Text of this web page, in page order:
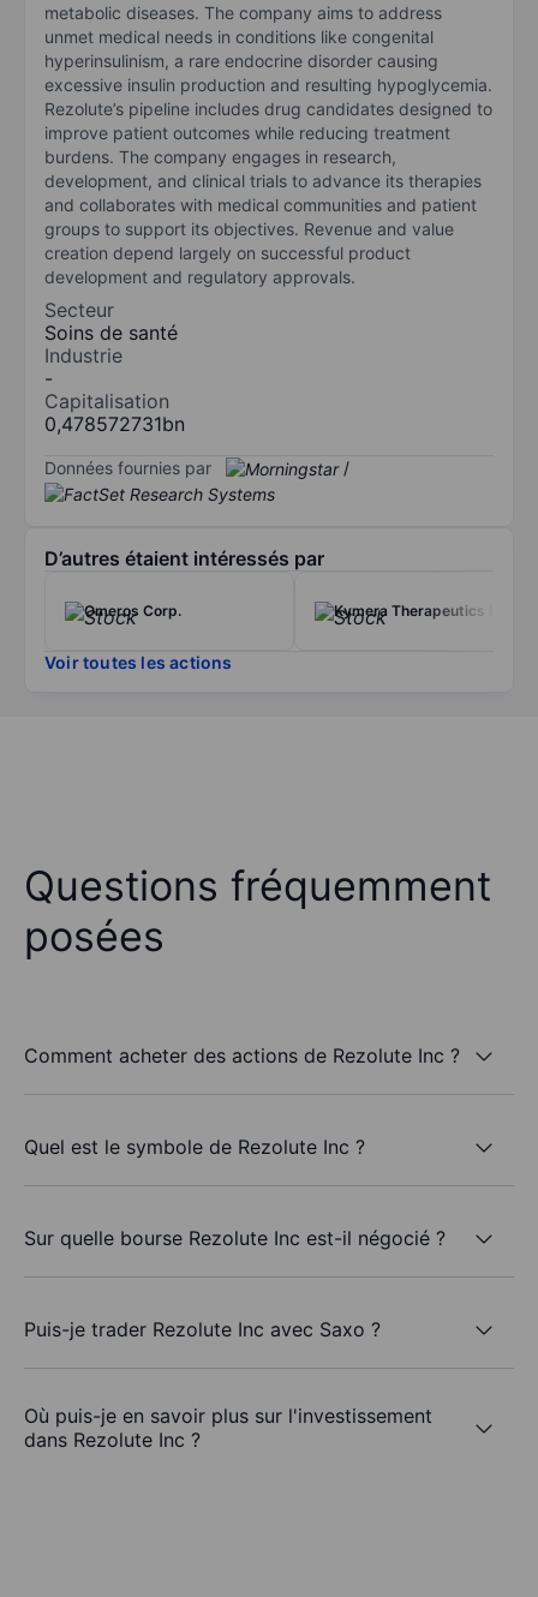
metabolic diseases. The company aims to address
unmet medical needs in conditions like congenital
hyperinsulinism, a rare endocrine disorder causing
excessive insulin production and resulting hypoglycemia.
Rezolute’s pipeline includes drug candidates designed to
improve patient outcomes while reducing treatment
burdens. The company engages in research,
development, and clinical trials to advance its therapies
and collaborates with medical communities and patient
groups to support its objectives. Revenue and value
creation depend largely on successful product
development and regulatory approvals.
Secteur
Soins de santé
Industrie
-
Capitalisation
0,478572731bn
Données fournies par /
D’autres étaient intéressés par
Omeros Corp. Kymera Therapeutics Inc
Voir toutes les actions
Questions fréquemment
posées
Comment acheter des actions de Rezolute Inc ?
Quel est le symbole de Rezolute Inc ?
Sur quelle bourse Rezolute Inc est-il négocié ?
Puis-je trader Rezolute Inc avec Saxo ?
Où puis-je en savoir plus sur l'investissement
dans Rezolute Inc ?